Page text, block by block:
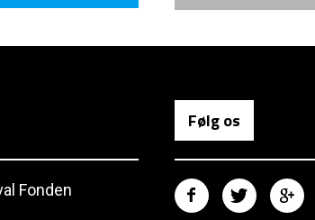
Fonden
Følg os